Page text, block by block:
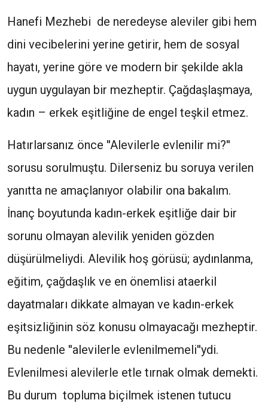
Hanefi Mezhebi de neredeyse aleviler gibi hem
dini vecibelerini yerine getirir, hem de sosyal
hayatı, yerine göre ve modern bir şekilde akla
uygun uygulayan bir mezheptir. Çağdaşlaşmaya,
kadın – erkek eşitliğine de engel teşkil etmez.
Hatırlarsanız önce ''Alevilerle evlenilir mi­?''
sorusu sorulmuştu. Dilerseniz bu soruya verilen
yanıtta ne amaçlanıyor olabilir ona bakalım.
İnanç boyutunda kadın-erkek eşitliğe dair bir
sorunu olmayan alevilik yeniden gözden
düşürülmeliydi. Alevilik hoş görüsü; aydınlanma,
eğitim, çağdaşlık ve en önemlisi ataerkil
dayatmaları dikkate almayan ve kadın-erkek
eşitsizliğinin söz konusu olmayacağı mezheptir.
Bu nedenle ''alevilerle evlenilmemeli''ydi.
Evlenilmesi alevilerle etle tırnak olmak demekti.
Bu durum topluma biçilmek istenen tutucu